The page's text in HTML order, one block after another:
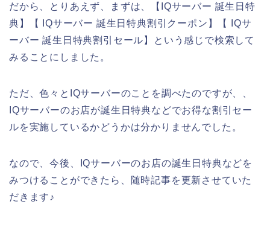
だから、とりあえず、まずは、【IQサーバー 誕生日特
典】【 IQサーバー 誕生日特典割引クーポン】【 IQサ
ーバー 誕生日特典割引セール】という感じで検索して
みることにしました。
ただ、色々とIQサーバーのことを調べたのですが、、
IQサーバーのお店が誕生日特典などでお得な割引セー
ルを実施しているかどうかは分かりませんでした。
なので、今後、IQサーバーのお店の誕生日特典などを
みつけることができたら、随時記事を更新させていた
だきます♪